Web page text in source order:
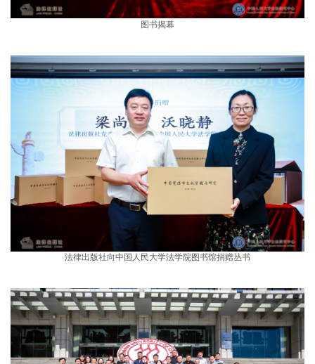
图书揭幕
法律出版社向中国人民大学法学院图书馆捐赠丛书